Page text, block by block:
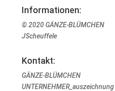
Informationen:
© 2020 GÄNZE-BLÜMCHEN
JScheuffele
Kontakt:
GÄNZE-BLÜMCHEN
UNTERNEHMER_auszeichnung